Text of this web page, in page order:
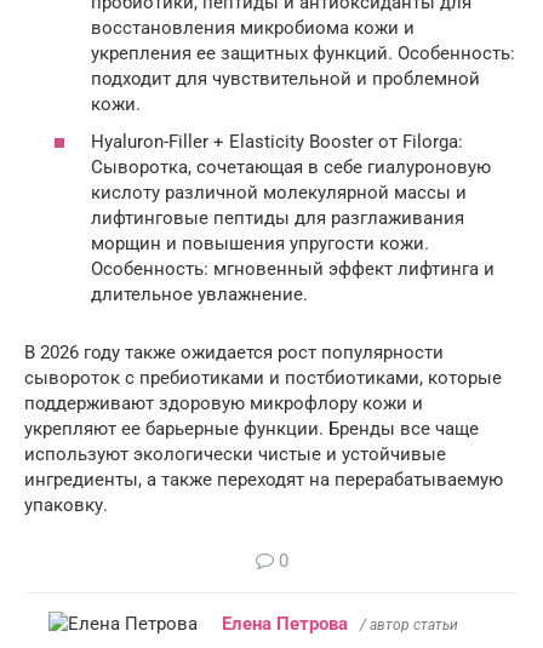
восстановления микробиома кожи и
укрепления ее защитных функций. Особенность:
подходит для чувствительной и проблемной
кожи.
Hyaluron-Filler + Elasticity Booster от Filorga:
Сыворотка, сочетающая в себе гиалуроновую
кислоту различной молекулярной массы и
лифтинговые пептиды для разглаживания
морщин и повышения упругости кожи.
Особенность: мгновенный эффект лифтинга и
длительное увлажнение.
В 2026 году также ожидается рост популярности
сывороток с пребиотиками и постбиотиками, которые
поддерживают здоровую микрофлору кожи и
укрепляют ее барьерные функции. Бренды все чаще
используют экологически чистые и устойчивые
ингредиенты, а также переходят на перерабатываемую
упаковку.
0
Елена Петрова / автор статьи